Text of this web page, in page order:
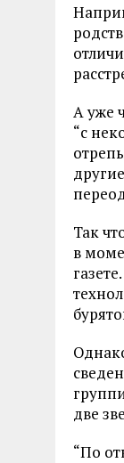
А уже
“с
Так
в
две
“По